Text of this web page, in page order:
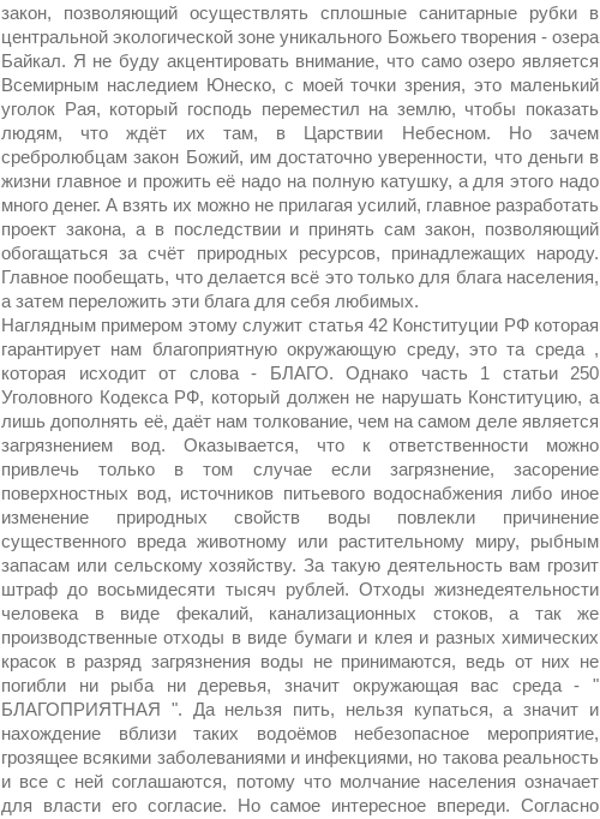
закон, позволяющий осуществлять сплошные санитарные рубки в
центральной экологической зоне уникального Божьего творения - озера
Байкал. Я не буду акцентировать внимание, что само озеро является
Всемирным наследием Юнеско, с моей точки зрения, это маленький
уголок Рая, который господь переместил на землю, чтобы показать
людям, что ждёт их там, в Царствии Небесном. Но зачем
сребролюбцам закон Божий, им достаточно уверенности, что деньги в
жизни главное и прожить её надо на полную катушку, а для этого надо
много денег. А взять их можно не прилагая усилий, главное разработать
проект закона, а в последствии и принять сам закон, позволяющий
обогащаться за счёт природных ресурсов, принадлежащих народу.
Главное пообещать, что делается всё это только для блага населения,
а затем переложить эти блага для себя любимых.
Наглядным примером этому служит статья 42 Конституции РФ которая
гарантирует нам благоприятную окружающую среду, это та среда ,
которая исходит от слова - БЛАГО. Однако часть 1 статьи 250
Уголовного Кодекса РФ, который должен не нарушать Конституцию, а
лишь дополнять её, даёт нам толкование, чем на самом деле является
загрязнением вод. Оказывается, что к ответственности можно
привлечь только в том случае если загрязнение, засорение
поверхностных вод, источников питьевого водоснабжения либо иное
изменение природных свойств воды повлекли причинение
существенного вреда животному или растительному миру, рыбным
запасам или сельскому хозяйству. За такую деятельность вам грозит
штраф до восьмидесяти тысяч рублей. Отходы жизнедеятельности
человека в виде фекалий, канализационных стоков, а так же
производственные отходы в виде бумаги и клея и разных химических
красок в разряд загрязнения воды не принимаются, ведь от них не
погибли ни рыба ни деревья, значит окружающая вас среда - "
БЛАГОПРИЯТНАЯ ". Да нельзя пить, нельзя купаться, а значит и
нахождение вблизи таких водоёмов небезопасное мероприятие,
грозящее всякими заболеваниями и инфекциями, но такова реальность
и все с ней соглашаются, потому что молчание населения означает
для власти его согласие. Но самое интересное впереди. Согласно